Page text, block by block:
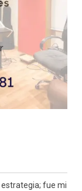
estrategia; fue mi